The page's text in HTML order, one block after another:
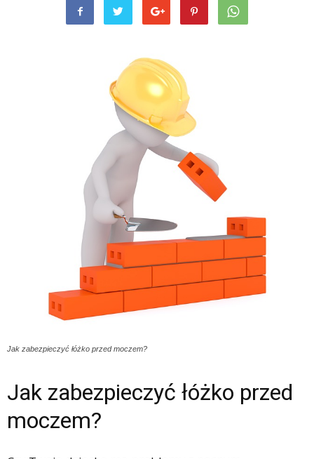
Jak zabezpieczyć łóżko przed moczem?
Jak zabezpieczyć łóżko przed
moczem?